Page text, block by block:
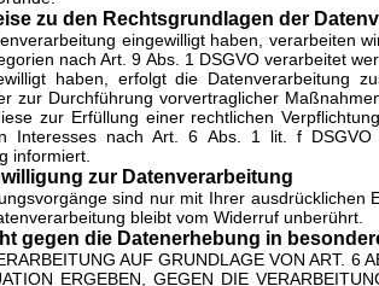
zu den Rechtsgrundlagen der
eingewilligt haben, verarbeiten
nach Art. 9 Abs. 1 DSGVO verarbeitet
haben, erfolgt die
zur Durchführung vorvertraglicher
zur Erfüllung einer rechtlichen
Interesses nach Art. 6 Abs. 1 lit. f
informiert.
zur Datenverarbeitung
sind nur mit Ihrer
bleibt vom Widerruf unberührt.
gegen die Datenerhebung in
AUF GRUNDLAGE VON ART. 6
ERGEBEN, GEGEN DIE